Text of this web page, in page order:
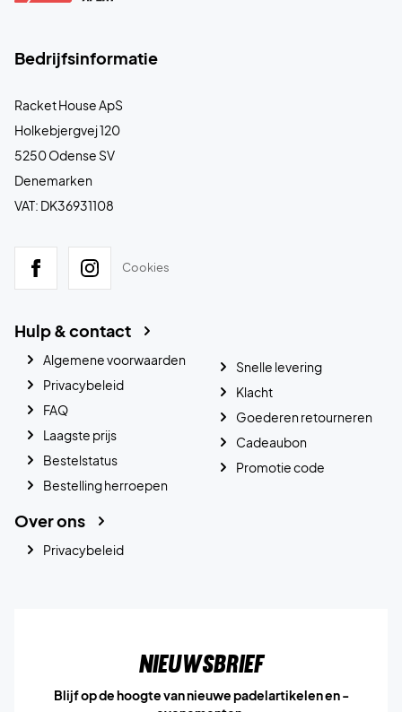
Bedrijfsinformatie
Racket House ApS
Holkebjergvej 120
5250 Odense SV
Denemarken
VAT: DK36931108
Cookies
Hulp & contact
Algemene voorwaarden
Privacybeleid
FAQ
Laagste prijs
Bestelstatus
Bestelling herroepen
Snelle levering
Klacht
Goederen retourneren
Cadeaubon
Promotie code
Over ons
Privacybeleid
Nieuwsbrief
Blijf op de hoogte van nieuwe padelartikelen en -